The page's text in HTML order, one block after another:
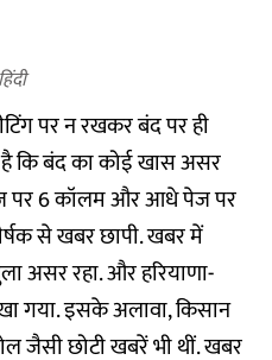
पर न रखकर बंद पर ही
कि बंद का कोई खास असर
पर 6 कॉलम और आधे पेज पर
से खबर छापी. खबर में
असर रहा. और हरियाणा-
गया. इसके अलावा, किसान
जैसी छोटी खबरें भी थीं. खबर